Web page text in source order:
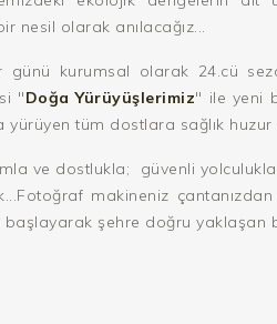
nesil olarak anılacağız...
günü kurumsal olarak 24.cü
"Doğa Yürüyüşlerimiz" ile yeni
tüm dostlara sağlık
ve dostlukla; güvenli
makineniz
şehre doğru yaklaşan